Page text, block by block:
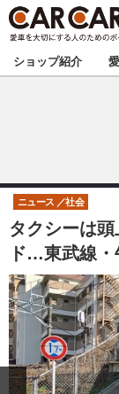
★カーケアプラ
甲信越
東海
中国
九州
注目の記事
ショップ紹介
タクシーは
ド…東武線
ニュース 社会